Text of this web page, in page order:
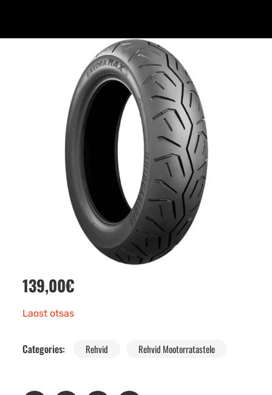
139,00€
Laost otsas
Categories: Rehvid Rehvid Mootorratastele